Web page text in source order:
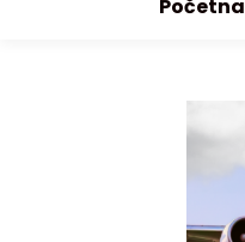
Početna